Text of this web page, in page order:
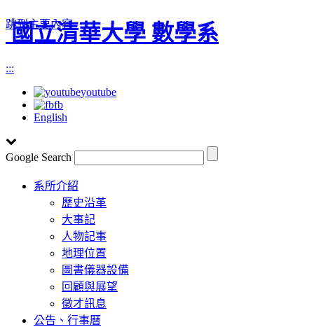
跳到主要內容
國立清華大學 數學系
:::
youtube
fb
English
Google Search
Toggle
navigation
系所介紹
歷史沿革
大事記
人物記事
地理位置
圖書儀器設備
回顧與展望
徵才訊息
公告、行事曆